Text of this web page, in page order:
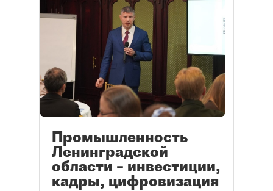
Промышленность
Ленинградской
области – инвестиции,
кадры, цифровизация